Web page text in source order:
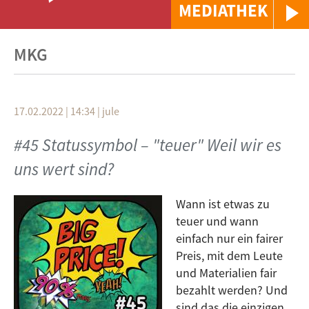
MEDIATHEK
MKG
17.02.2022 | 14:34 | jule
#45 Statussymbol – "teuer" Weil wir es
uns wert sind?
Wann ist etwas zu
teuer und wann
einfach nur ein fairer
Preis, mit dem Leute
und Materialien fair
bezahlt werden? Und